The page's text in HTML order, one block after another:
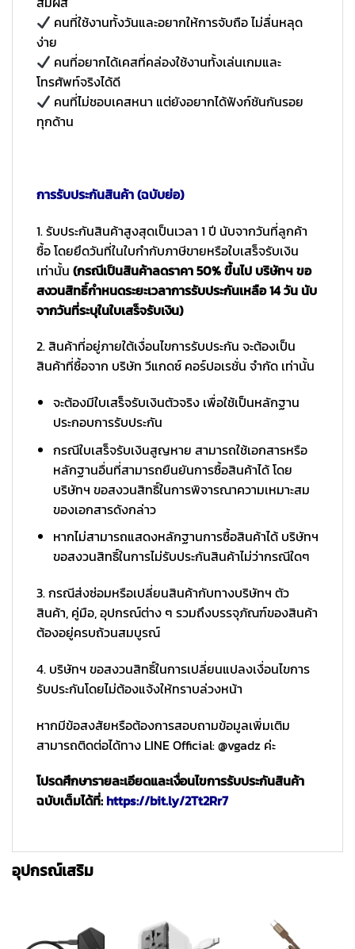
คนที่ใช้งานทั้งวันและอยากให้การจับถือ ไม่ลื่นหลุด
ง่าย
คนที่อยากได้เคสที่คล่องใช้งานทั้งเล่นเกมและ
โทรศัพท์จริงได้ดี
คนที่ไม่ชอบเคสหนา แต่ยังอยากได้ฟังก์ชันกันรอย
ทุกด้าน
การรับประกันสินค้า (ฉบับย่อ)
1. รับประกันสินค้าสูงสุดเป็นเวลา 1 ปี นับจากวันที่ลูกค้า
ซื้อ โดยยึดวันที่ในใบกำกับภาษีขายหรือใบเสร็จรับเงิน
เท่านั้น (กรณีเป็นสินค้าลดราคา 50% ขึ้นไป บริษัทฯ ขอ
สงวนสิทธิ์กำหนดระยะเวลาการรับประกันเหลือ 14 วัน นับ
จากวันที่ระบุในใบเสร็จรับเงิน)
2. สินค้าที่อยู่ภายใต้เงื่อนไขการรับประกัน จะต้องเป็น
สินค้าที่ซื้อจาก บริษัท วีแกดซ์ คอร์ปอเรชั่น จำกัด เท่านั้น
จะต้องมีใบเสร็จรับเงินตัวจริง เพื่อใช้เป็นหลักฐาน
ประกอบการรับประกัน
กรณีใบเสร็จรับเงินสูญหาย สามารถใช้เอกสารหรือ
หลักฐานอื่นที่สามารถยืนยันการซื้อสินค้าได้ โดย
บริษัทฯ ขอสงวนสิทธิ์ในการพิจารณาความเหมาะสม
ของเอกสารดังกล่าว
หากไม่สามารถแสดงหลักฐานการซื้อสินค้าได้ บริษัทฯ
ขอสงวนสิทธิ์ในการไม่รับประกันสินค้าไม่ว่ากรณีใดๆ
3. กรณีส่งซ่อมหรือเปลี่ยนสินค้ากับทางบริษัทฯ ตัว
สินค้า, คู่มือ, อุปกรณ์ต่าง ๆ รวมถึงบรรจุภัณฑ์ของสินค้า
ต้องอยู่ครบถ้วนสมบูรณ์
4. บริษัทฯ ขอสงวนสิทธิ์ในการเปลี่ยนแปลงเงื่อนไขการ
รับประกันโดยไม่ต้องแจ้งให้ทราบล่วงหน้า
หากมีข้อสงสัยหรือต้องการสอบถามข้อมูลเพิ่มเติม
สามารถติดต่อได้ทาง LINE Official: @vgadz ค่ะ
โปรดศึกษารายละเอียดและเงื่อนไขการรับประกันสินค้า
ฉบับเต็มได้ที่:https://bit.ly/2Tt2Rr7
อุปกรณ์เสริม